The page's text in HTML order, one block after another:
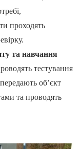
проходять
та навчання
тестування
об’єкт
та проводять